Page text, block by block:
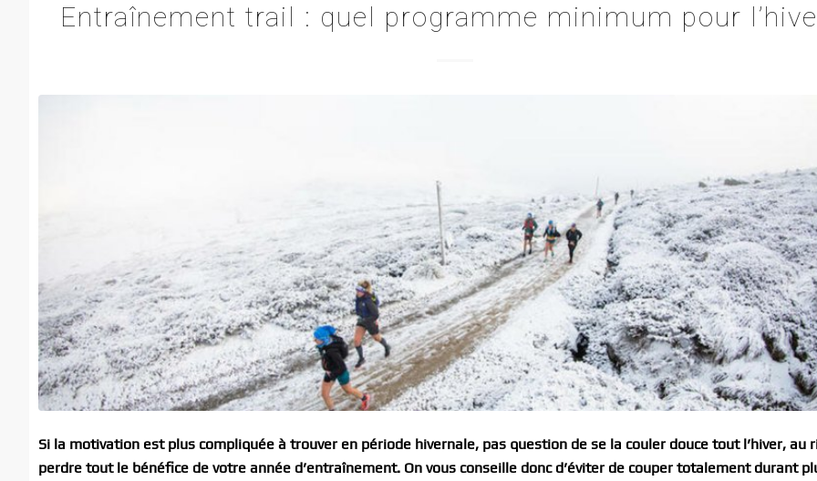
Entraînement trail : quel programme minimum pour
Si la motivation est plus compliquée à trouver en période hivernale, pas question de se la couler douce tout l’hiver, au
perdre tout le bénéfice de votre année d’entraînement. On vous conseille donc d’éviter de couper totalement durant